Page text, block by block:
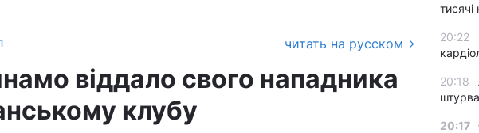
читать на русском
віддало свого нападника
клубу
тисячі
20:22
20:18
20:17